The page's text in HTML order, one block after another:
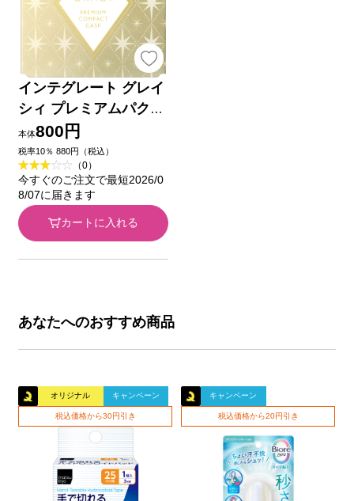
インテグレート グレイ
シィ プレミアムパクト
ケース － 資生堂
本体800円
税率10％ 880円（税込）
（0）
今すぐのご注文で最短2026/0
8/07に届きます
カートに入れる
あなたへのおすすめ商品
オリジナル キャンペーン
税込価格から30円引き
キャンペーン
税込価格から20円引き